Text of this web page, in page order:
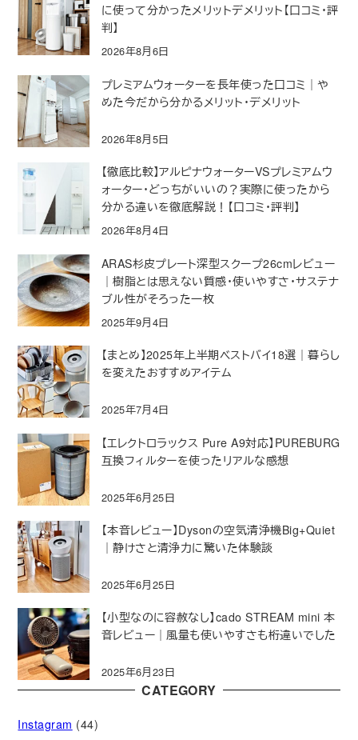
に使って分かったメリットデメリット【口コミ・評
判】
2026年8月6日
プレミアムウォーターを長年使った口コミ｜や
めた今だから分かるメリット・デメリット
2026年8月5日
【徹底比較】アルピナウォーターVSプレミアムウ
ォーター・どっちがいいの？実際に使ったから
分かる違いを徹底解説！【口コミ・評判】
2026年8月4日
ARAS杉皮プレート深型スクープ26cmレビュー
｜樹脂とは思えない質感・使いやすさ・サステナ
ブル性がそろった一枚
2025年9月4日
【まとめ】2025年上半期ベストバイ18選｜暮らし
を変えたおすすめアイテム
2025年7月4日
【エレクトロラックス Pure A9対応】PUREBURG
互換フィルターを使ったリアルな感想
2025年6月25日
【本音レビュー】Dysonの空気清浄機Big+Quiet
｜静けさと清浄力に驚いた体験談
2025年6月25日
【小型なのに容赦なし】cado STREAM mini 本
音レビュー｜風量も使いやすさも桁違いでした
2025年6月23日
CATEGORY
Instagram (44)